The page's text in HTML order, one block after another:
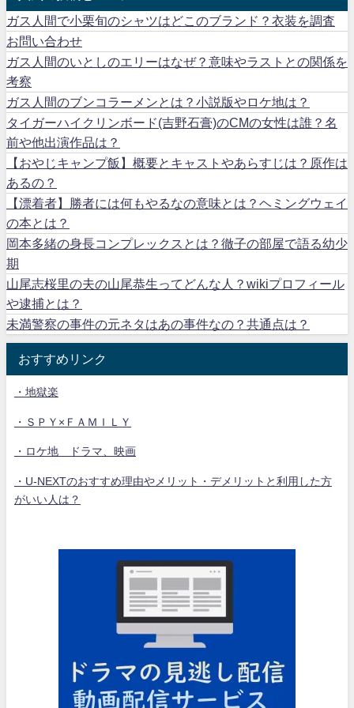
ガス人間で小栗旬のシャツはどこのブランド？衣装を調査
お問い合わせ
ガス人間のいとしのエリーはなぜ？意味やラストとの関係を
考察
ガス人間のブンコラーメンとは？小説版やロケ地は？
タイガーハイクリンボード(吉野石膏)のCMの女性は誰？名
前や他出演作品は？
【おやじキャンプ飯】概要とキャストやあらすじは？原作は
あるの？
【漂着者】勝者には何もやるなの意味とは？ヘミングウェイ
の本とは？
岡本多緒の身長コンプレックスとは？徹子の部屋で語る幼少
期
山尾志桜里の夫の山尾恭生ってどんな人？wikiプロフィール
や逮捕とは？
未満警察の事件の元ネタはあの事件なの？共通点は？
おすすめリンク
・地獄楽
・ＳＰＹ×ＦＡＭＩＬＹ
・ロケ地 ドラマ、映画
・U-NEXTのおすすめ理由やメリット・デメリットと利用した方
がいい人は？